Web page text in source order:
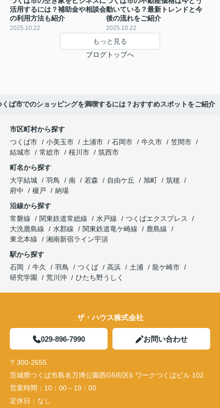
活用するには？補助金や相談会
の利用方法も紹介
2025.10.22
動いている？最新トレンドと今
後の流れをご紹介
2025.10.22
もっと見る
ブログトップへ
くば市でのショッピングを満喫するには？おすすめスポットをご紹介
市区町村から探す
つくば市
小美玉市 土浦市 石岡市 牛久市
笠間市
結城市
常総市 桜川市
筑西市
町名から探す
大字結城
羽鳥 南 若森 自由ケ丘 旭町
筑穂
府中
榎戸
納場
沿線から探す
常磐線
関東鉄道常総線 水戸線
つくばエクスプレス
大洗鹿島線
水郡線 関東鉄道竜ケ崎線
鹿島線
東北本線
湘南新宿ライン宇須
駅から探す
石岡
牛久 羽鳥 つくば 高浜 土浦
龍ケ崎市
研究学園
荒川沖 ひたち野うしく
ザ・ハウス株式会社
029-896-7990 お問い合わせ
〒300-2655
茨城県つくば市島名万博公園西G5街区6 ワークつくばビル 102
営業時間： 10：00～19：00
定休日： なし